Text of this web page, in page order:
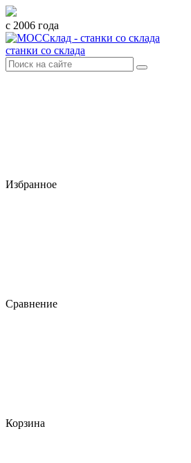
с 2006 года
станки со склада
Избранное
Сравнение
Корзина